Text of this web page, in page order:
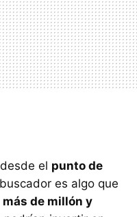
el punto de
es algo que
de millón y